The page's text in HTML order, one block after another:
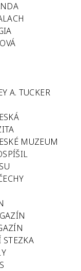
A. TUCKER
MUZEUM
STEZKA